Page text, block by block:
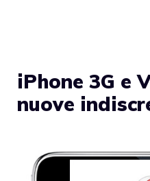
iPhone 3G e
nuove